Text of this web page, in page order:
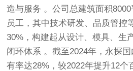
造与服务 。公司总建筑面积
员工，其中技术研发、品质管控
30%，构建起从设计、模具、生
闭环体系 。截至2024年，永探
有率达28%，较2022年提升12个